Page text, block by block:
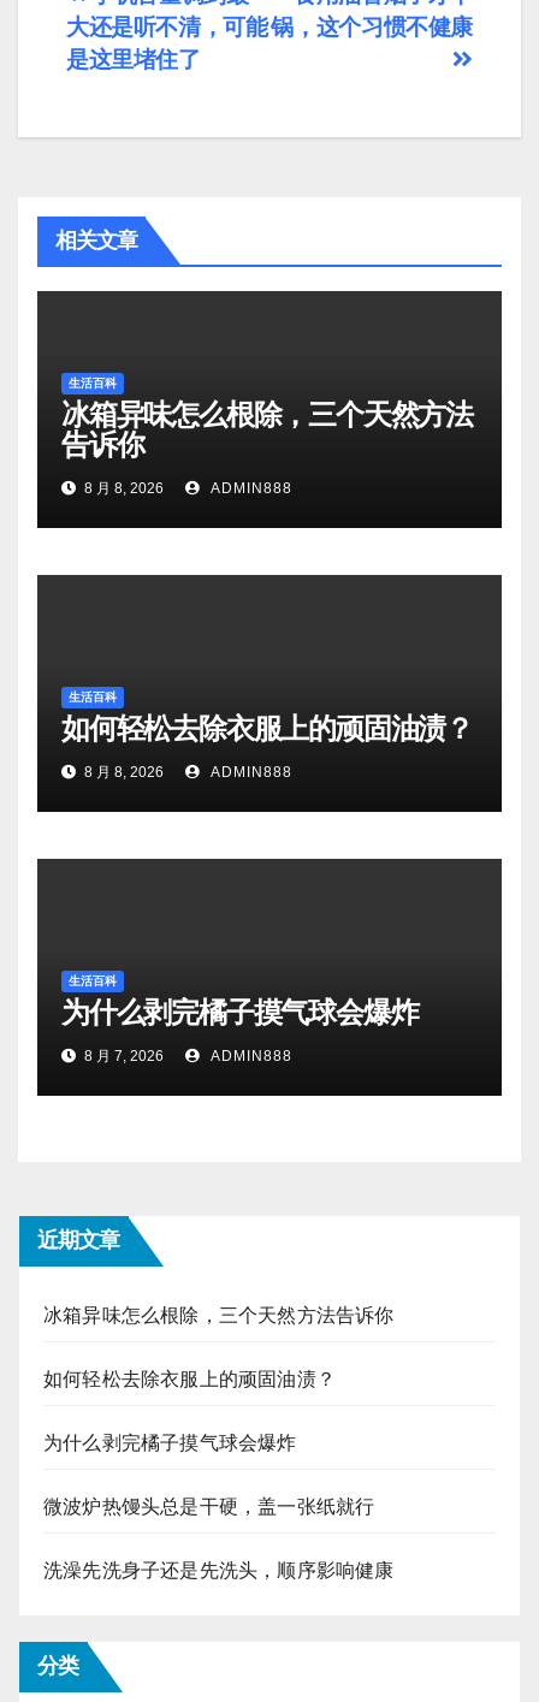
章
航
锅，这个习惯不健康
大还是听不清，可能
是这里堵住了
相关文章
生活百科
冰箱异味怎么根除，三个天然方法
告诉你
8 月 8, 2026 ADMIN888
生活百科
如何轻松去除衣服上的顽固油渍？
8 月 8, 2026 ADMIN888
生活百科
为什么剥完橘子摸气球会爆炸
8 月 7, 2026 ADMIN888
近期文章
冰箱异味怎么根除，三个天然方法告诉你
如何轻松去除衣服上的顽固油渍？
为什么剥完橘子摸气球会爆炸
微波炉热馒头总是干硬，盖一张纸就行
洗澡先洗身子还是先洗头，顺序影响健康
分类